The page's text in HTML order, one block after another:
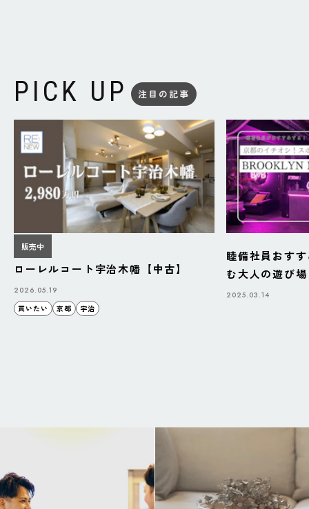
PICK UP 注目の記事
販売中
ローレルコート宇治木幡【中古】
2026.05.19
買いたい
京都 宇治
睦備社員おす
む大人の遊び
BAZAAR」
2025.03.14